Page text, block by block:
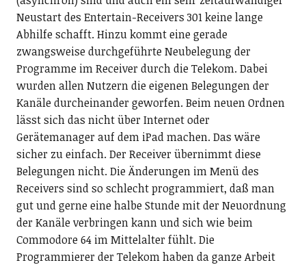
Neustart des Entertain-Receivers 301 keine lange
Abhilfe schafft. Hinzu kommt eine gerade
zwangsweise durchgeführte Neubelegung der
Programme im Receiver durch die Telekom. Dabei
wurden allen Nutzern die eigenen Belegungen der
Kanäle durcheinander geworfen. Beim neuen Ordnen
lässt sich das nicht über Internet oder
Gerätemanager auf dem iPad machen. Das wäre
sicher zu einfach. Der Receiver übernimmt diese
Belegungen nicht. Die Änderungen im Menü des
Receivers sind so schlecht programmiert, daß man
gut und gerne eine halbe Stunde mit der Neuordnung
der Kanäle verbringen kann und sich wie beim
Commodore 64 im Mittelalter fühlt. Die
Programmierer der Telekom haben da ganze Arbeit